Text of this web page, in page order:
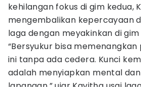
kehilangan fokus di gim kedua,
mengembalikan kepercayaan
laga dengan meyakinkan di
“Bersyukur bisa
ini tanpa ada cedera. Kunci
adalah menyiapkan mental